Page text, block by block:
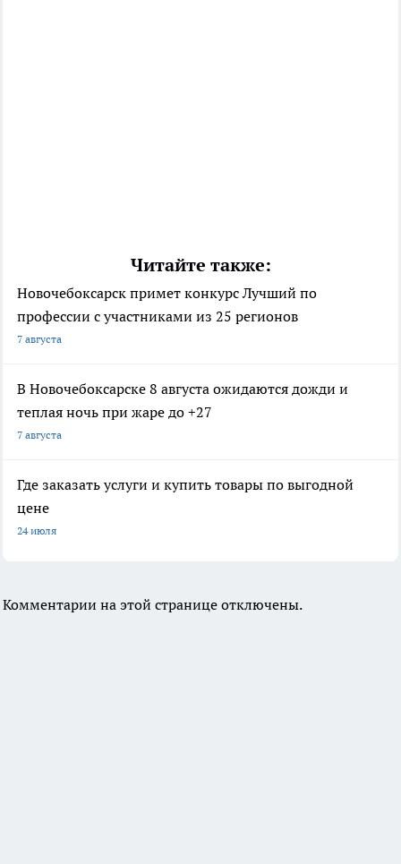
Читайте также:
Новочебоксарск примет конкурс Лучший по
профессии с участниками из 25 регионов
7 августа
В Новочебоксарске 8 августа ожидаются дожди и
теплая ночь при жаре до +27
7 августа
Где заказать услуги и купить товары по выгодной
цене
24 июля
Комментарии на этой странице отключены.